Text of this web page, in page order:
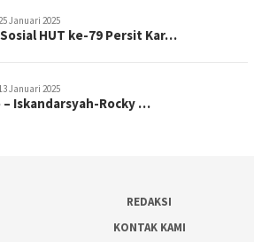
Januari 2025
HUT ke-79 Persit Kar…
Januari 2025
– Iskandarsyah-Rocky …
REDAKSI
KONTAK KAMI